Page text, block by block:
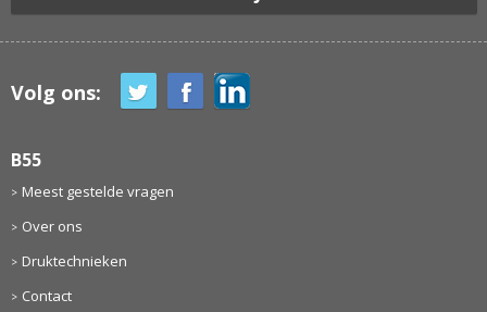
Volg ons:
B55
Meest gestelde vragen
Over ons
Druktechnieken
Contact